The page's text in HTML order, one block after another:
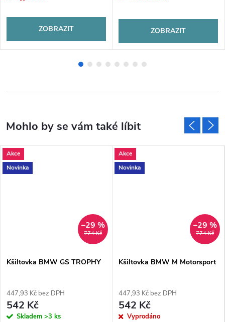
ZOBRAZIT ZOBRAZIT
Akce
Novinka
774 Kč
–29 %
Kšiltovka BMW GS TROPHY
447,93 Kč bez DPH
542 Kč
Skladem >3 ks
Akce
Novinka
774 Kč
–29 %
Kšiltovka BMW M Motorsport
447,93 Kč bez DPH
542 Kč
Vyprodáno